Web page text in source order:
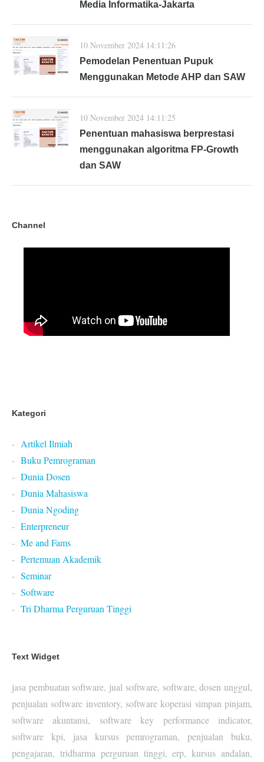
Media Informatika-Jakarta
10 November 2024 14:11:26
Pemodelan Penentuan Pupuk
Menggunakan Metode AHP dan SAW
10 November 2024 14:11:25
Penentuan mahasiswa berprestasi
menggunakan algoritma FP-Growth
dan SAW
Channel
Kategori
Artikel Ilmiah
Buku Pemrograman
Dunia Dosen
Dunia Mahasiswa
Dunia Ngoding
Enterpreneur
Me and Fams
Pertemuan Akademik
Seminar
Software
Tri Dharma Perguruan Tinggi
Text Widget
jasa pembuatan software, jual software, software, dosen unggul,
penjualan software inventory, software koperasi simpan pinjam,
software akuntansi, software key performance indicator,
software kpi, jasa kursus pemrograman, penjualan buku,
pengajaran, tridharma perguruan tinggi, erp, kursus andalan,